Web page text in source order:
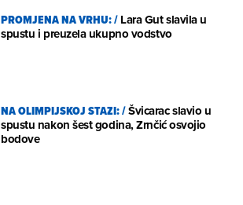
PROMJENA NA VRHU:/Lara Gut slavila u
spustu i preuzela ukupno vodstvo
NA OLIMPIJSKOJ STAZI:/Švicarac slavio u
spustu nakon šest godina, Zrnčić osvojio
bodove